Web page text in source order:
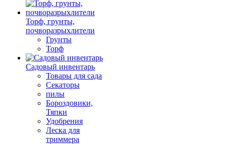
Торф, грунты,
почворазрыхлители
Грунты
Торф
Садовый инвентарь
Товары для сада
Секаторы
пилы
Бороздовики,
Тяпки
Удобрения
Леска для
триммера